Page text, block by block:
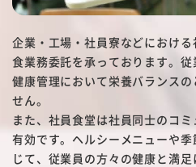
企業・工場・社員寮などにおけ
食業務委託を承っております。
健康管理において栄養バランス
せん。
また、社員食堂は社員同士のコ
有効です。ヘルシーメニューや
じて、従業員の方々の健康と満
安全・安心への取り組み
採用情報
会社情報